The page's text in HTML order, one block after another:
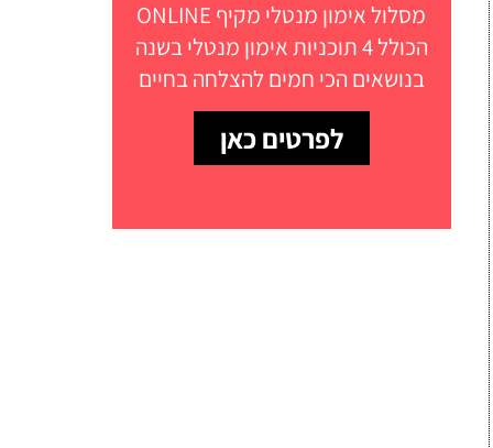
מסלול אימון מנטלי מקיף ONLINE
הכולל 4 תוכניות אימון מנטלי בשנה
בנושאים הכי חמים להצלחה בחיים
לפרטים כאן